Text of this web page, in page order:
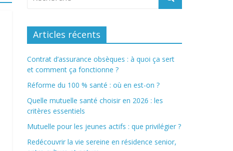
Articles récents
Contrat d’assurance obsèques : à quoi ça sert
et comment ça fonctionne ?
Réforme du 100 % santé : où en est-on ?
Quelle mutuelle santé choisir en 2026 : les
critères essentiels
Mutuelle pour les jeunes actifs : que privilégier ?
Redécouvrir la vie sereine en résidence senior,